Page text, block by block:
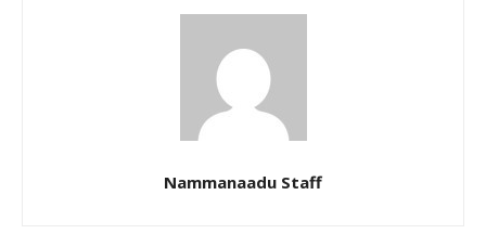
Nammanaadu Staff